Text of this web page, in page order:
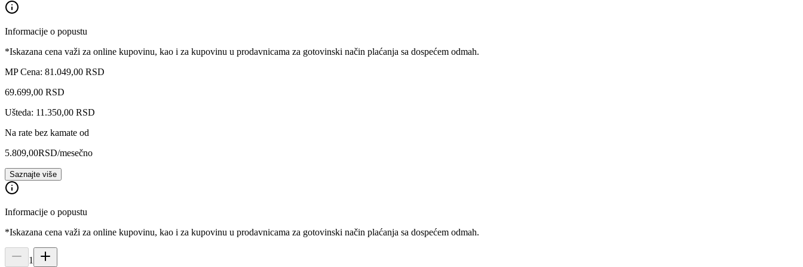
Informacije o popustu
*Iskazana cena važi za online kupovinu, kao i za kupovinu u prodavnicama za gotovinski način plaćanja sa dospećem odmah.
MP Cena: 81.049,00 RSD
69.699,00 RSD
Ušteda: 11.350,00 RSD
Na rate bez kamate od
5.809,00RSD/mesečno
Saznajte više
Informacije o popustu
*Iskazana cena važi za online kupovinu, kao i za kupovinu u prodavnicama za gotovinski način plaćanja sa dospećem odmah.
1